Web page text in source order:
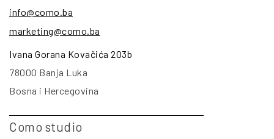
info@como.ba
marketing@como.ba
Ivana Gorana Kovačića 203b
78000 Banja Luka
Bosna i Hercegovina
Como studio